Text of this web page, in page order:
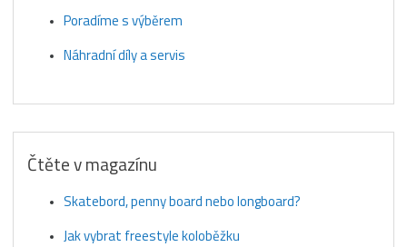
Poradíme s výběrem
Náhradní díly a servis
Čtěte v magazínu
Skatebord, penny board nebo longboard?
Jak vybrat freestyle koloběžku